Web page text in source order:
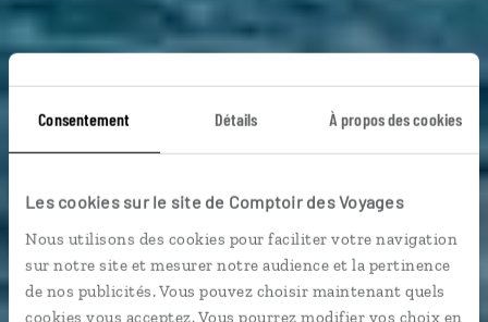
Consentement Détails À propos des cookies
Les cookies sur le site de Comptoir des Voyages
Nous utilisons des cookies pour faciliter votre navigation
sur notre site et mesurer notre audience et la pertinence
de nos publicités. Vous pouvez choisir maintenant quels
cookies vous acceptez. Vous pourrez modifier vos choix en